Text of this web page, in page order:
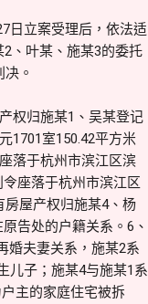
日立案受理后，依法适
、叶某、施某3的委托
。
权归施某1、吴某登记
1701室150.42平方米
落于杭州市滨江区滨
座落于杭州市滨江区
房屋产权归施某4、杨
告处的户籍关系。6、
婚夫妻关系，施某2系
儿子；施某4与施某1系
主的家庭住宅被拆